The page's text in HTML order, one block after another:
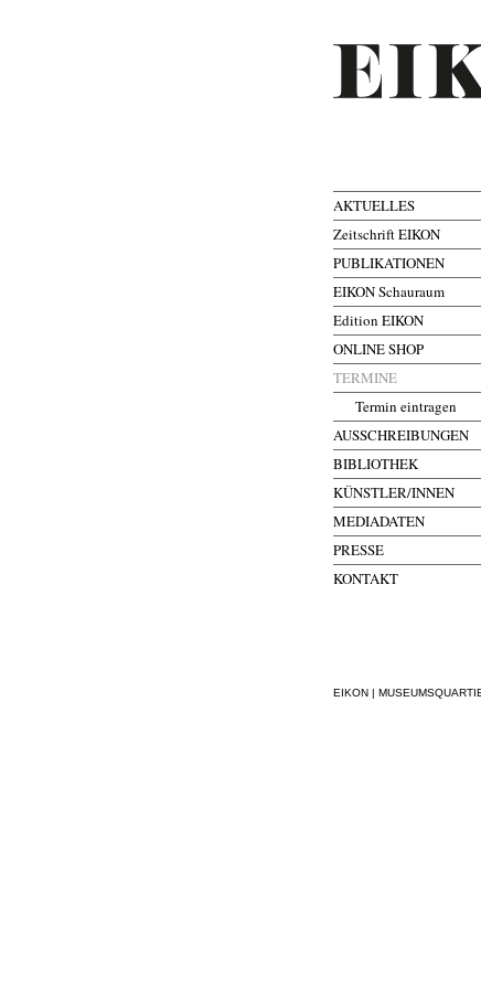
AKTUELLES
Zeitschrift EIKON
PUBLIKATIONEN
EIKON Schauraum
Edition EIKON
ONLINE SHOP
TERMINE
Termin eintragen
AUSSCHREIBUNGEN
BIBLIOTHEK
KÜNSTLER/INNEN
MEDIADATEN
PRESSE
KONTAKT
EIKON |